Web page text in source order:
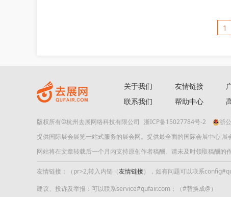
1
关于我们
联系我们
友情链接
帮助中心
版权所有©杭州去展网络科技有限公司 浙ICP备15027784号-2
浙
提供国际展会展览一站式服务的展会网。提供最全面的国际会展中心
网站将在文章转载后一个月内支持原创作者稿酬。请未及时领取稿酬
友情链接：（pr>2,转入内链（友情链接），如有问题可以联系
建议、投诉及举报：可以联系service#qufair.com；（#替换成@）